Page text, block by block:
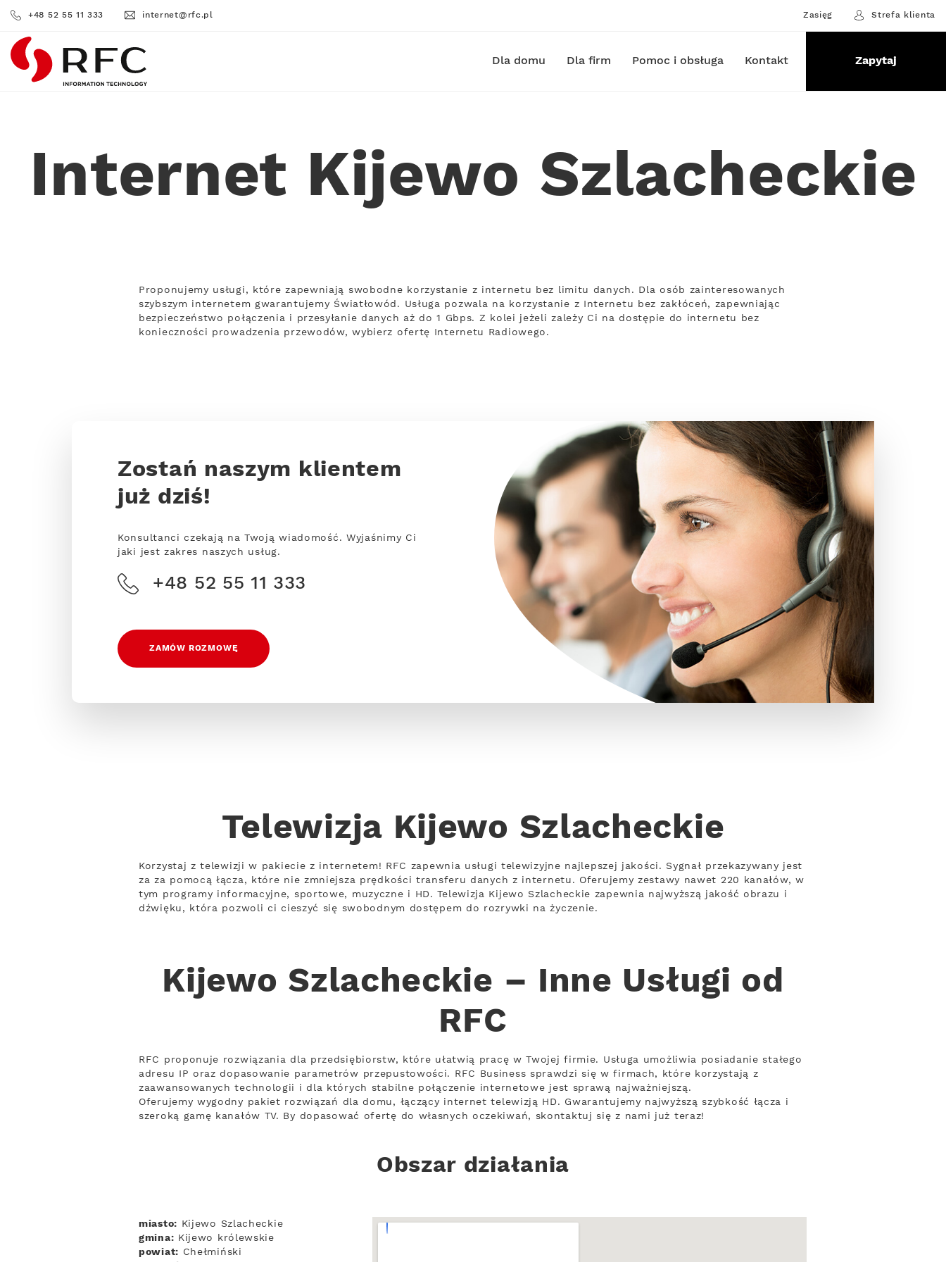
+48 52 55 11 333 internet@rfc.pl Zasięg Strefa klienta
RFC Dla domu Dla firm Pomoc i obsługa Kontakt Zapytaj
Internet Kijewo Szlacheckie
Proponujemy usługi, które zapewniają swobodne korzystanie z internetu bez limitu danych. Dla osób zainteresowanych
szybszym internetem gwarantujemy Światłowód. Usługa pozwala na korzystanie z Internetu bez zakłóceń, zapewniając
bezpieczeństwo połączenia i przesyłanie danych aż do 1 Gbps. Z kolei jeżeli zależy Ci na dostępie do internetu bez
konieczności prowadzenia przewodów, wybierz ofertę Internetu Radiowego.
Zostań naszym klientem
już dziś!
Konsultanci czekają na Twoją wiadomość. Wyjaśnimy Ci
jaki jest zakres naszych usług.
+48 52 55 11 333
ZAMÓW ROZMOWĘ
Telewizja Kijewo Szlacheckie
Korzystaj z telewizji w pakiecie z internetem! RFC zapewnia usługi telewizyjne najlepszej jakości. Sygnał przekazywany jest
za za pomocą łącza, które nie zmniejsza prędkości transferu danych z internetu. Oferujemy zestawy nawet 220 kanałów, w
tym programy informacyjne, sportowe, muzyczne i HD. Telewizja Kijewo Szlacheckie zapewnia najwyższą jakość obrazu i
dźwięku, która pozwoli ci cieszyć się swobodnym dostępem do rozrywki na życzenie.
Kijewo Szlacheckie – Inne Usługi od
RFC
RFC proponuje rozwiązania dla przedsiębiorstw, które ułatwią pracę w Twojej firmie. Usługa umożliwia posiadanie stałego
adresu IP oraz dopasowanie parametrów przepustowości. RFC Business sprawdzi się w firmach, które korzystają z
zaawansowanych technologii i dla których stabilne połączenie internetowe jest sprawą najważniejszą.
Oferujemy wygodny pakiet rozwiązań dla domu, łączący internet telewizją HD. Gwarantujemy najwyższą szybkość łącza i
szeroką gamę kanałów TV. By dopasować ofertę do własnych oczekiwań, skontaktuj się z nami już teraz!
Obszar działania
miasto: Kijewo Szlacheckie
gmina: Kijewo królewskie
powiat: Chełmiński